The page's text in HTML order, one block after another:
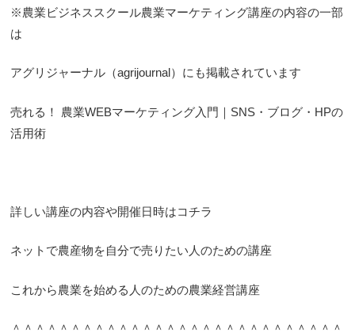
※農業ビジネススクール農業マーケティング講座の内容の一部
は
アグリジャーナル（agrijournal）にも掲載されています
売れる！ 農業WEBマーケティング入門｜SNS・ブログ・HPの
活用術
詳しい講座の内容や開催日時はコチラ
ネットで農産物を自分で売りたい人のための講座
これから農業を始める人のための農業経営講座
＾＾＾＾＾＾＾＾＾＾＾＾＾＾＾＾＾＾＾＾＾＾＾＾＾＾＾＾